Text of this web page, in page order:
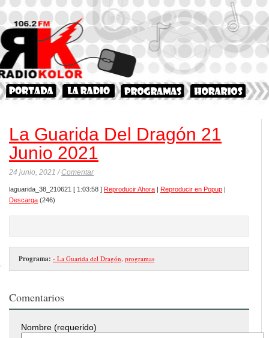
La Guarida Del Dragón 21
Junio 2021
24 junio, 2021 /Comentar
laguarida_38_210621 [ 1:03:58 ] Reproducir Ahora | Reproducir en Popup |
Descarga (246)
Programa: - La Guarida del Dragón, programas
Comentarios
Nombre (requerido)